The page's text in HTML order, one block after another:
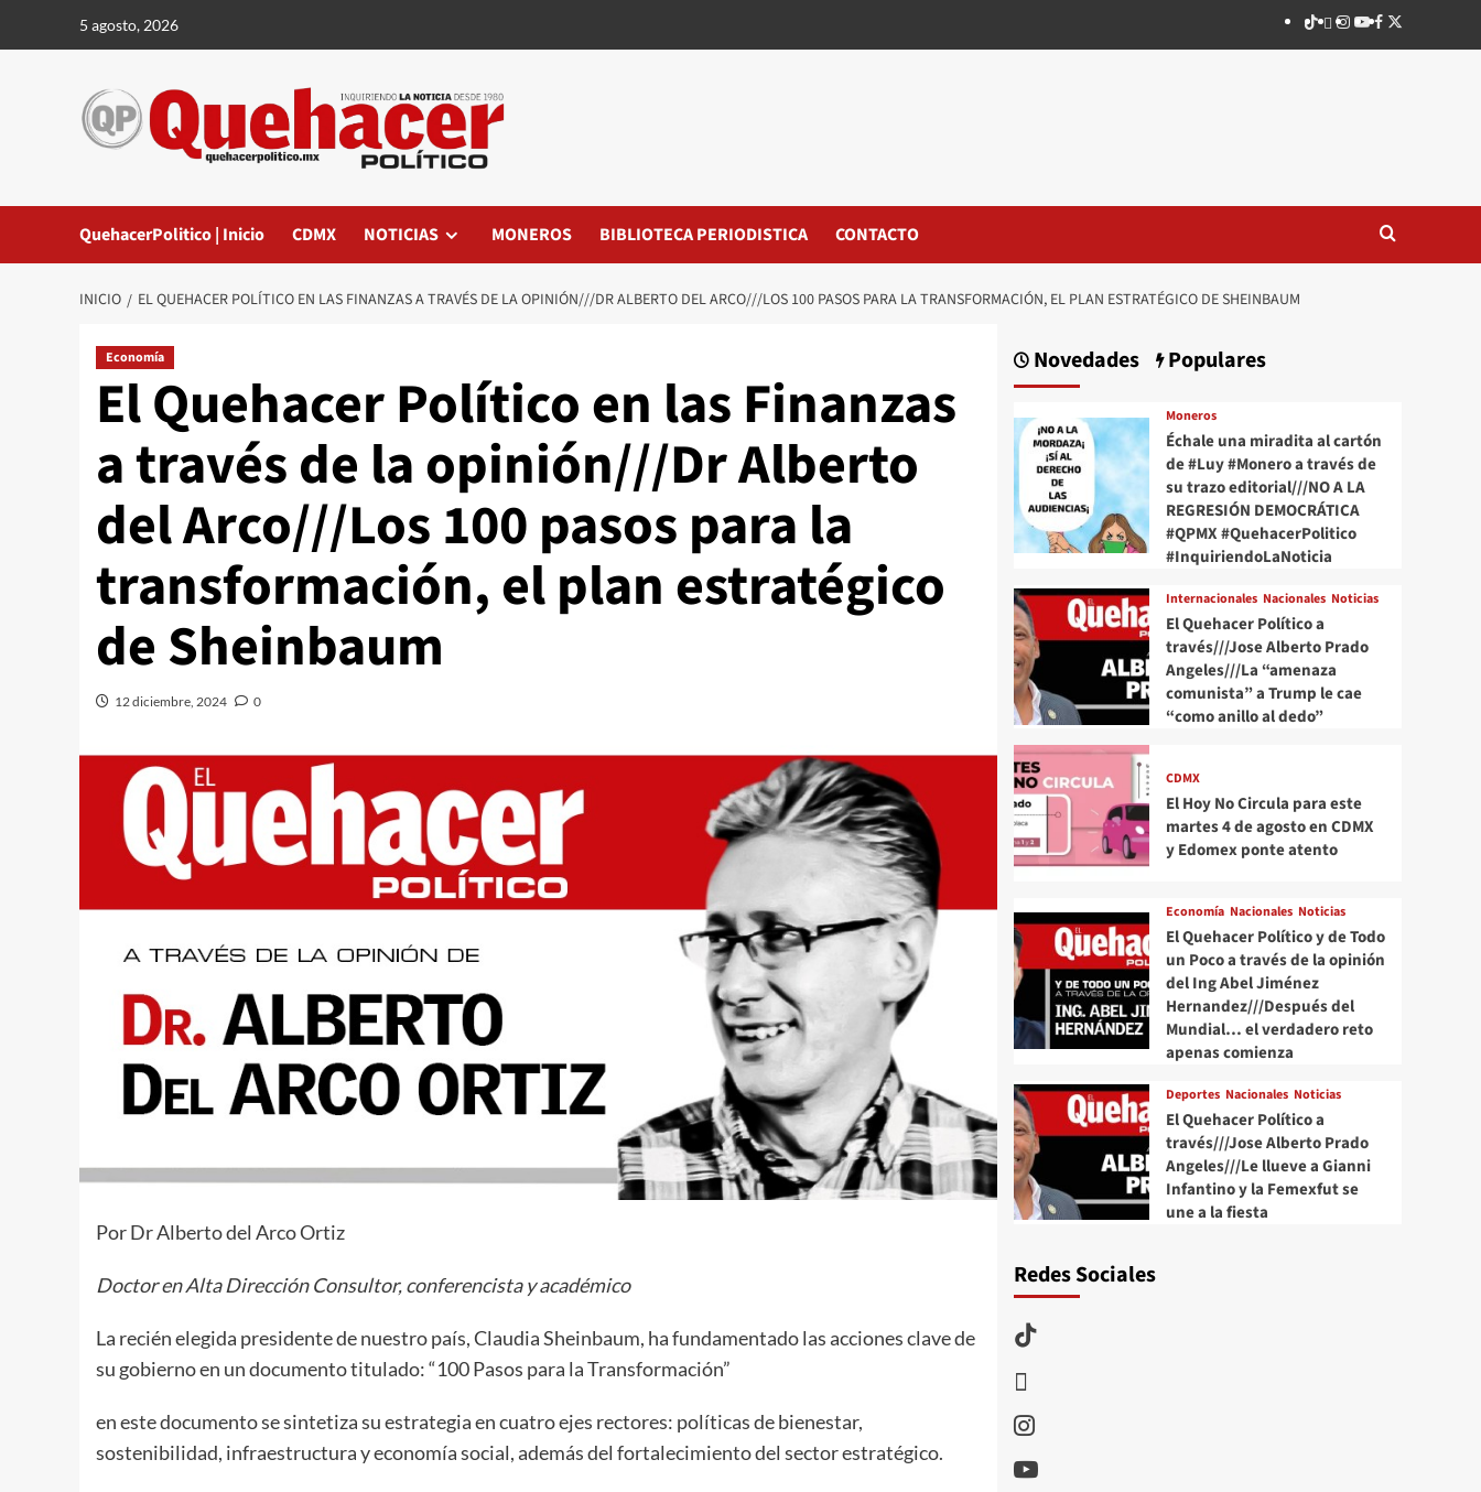
5 agosto, 2026 TikTok
threads
Instagram
Youtube
Facebook
X
QuehacerPolitico | Inicio CDMX NOTICIAS MONEROS BIBLIOTECA PERIODISTICA CONTACTO
INICIO EL QUEHACER POLÍTICO EN LAS FINANZAS A TRAVÉS DE LA OPINIÓN///DR ALBERTO DEL ARCO///LOS 100 PASOS PARA LA TRANSFORMACIÓN, EL PLAN ESTRATÉGICO DE SHEINBAUM
Economía
El Quehacer Político en las Finanzas
a través de la opinión///Dr Alberto
del Arco///Los 100 pasos para la
transformación, el plan estratégico
de Sheinbaum
12 diciembre, 2024 0
Por Dr Alberto del Arco Ortiz
Doctor en Alta Dirección Consultor, conferencista y académico
La recién elegida presidente de nuestro país, Claudia Sheinbaum, ha fundamentado las acciones clave de
su gobierno en un documento titulado: “100 Pasos para la Transformación”
en este documento se sintetiza su estrategia en cuatro ejes rectores: políticas de bienestar,
sostenibilidad, infraestructura y economía social, además del fortalecimiento del sector estratégico.
Novedades Populares
Moneros
Échale una miradita al cartón
de #Luy #Monero a través de
su trazo editorial///NO A LA
REGRESIÓN DEMOCRÁTICA
#QPMX #QuehacerPolitico
#InquiriendoLaNoticia
Internacionales Nacionales Noticias
El Quehacer Político a
través///Jose Alberto Prado
Angeles///La “amenaza
comunista” a Trump le cae
“como anillo al dedo”
CDMX
El Hoy No Circula para este
martes 4 de agosto en CDMX
y Edomex ponte atento
Economía Nacionales Noticias
El Quehacer Político y de Todo
un Poco a través de la opinión
del Ing Abel Jiménez
Hernandez///Después del
Mundial… el verdadero reto
apenas comienza
Deportes Nacionales Noticias
El Quehacer Político a
través///Jose Alberto Prado
Angeles///Le llueve a Gianni
Infantino y la Femexfut se
une a la fiesta
Redes Sociales
TikTok
Instagram
Youtube